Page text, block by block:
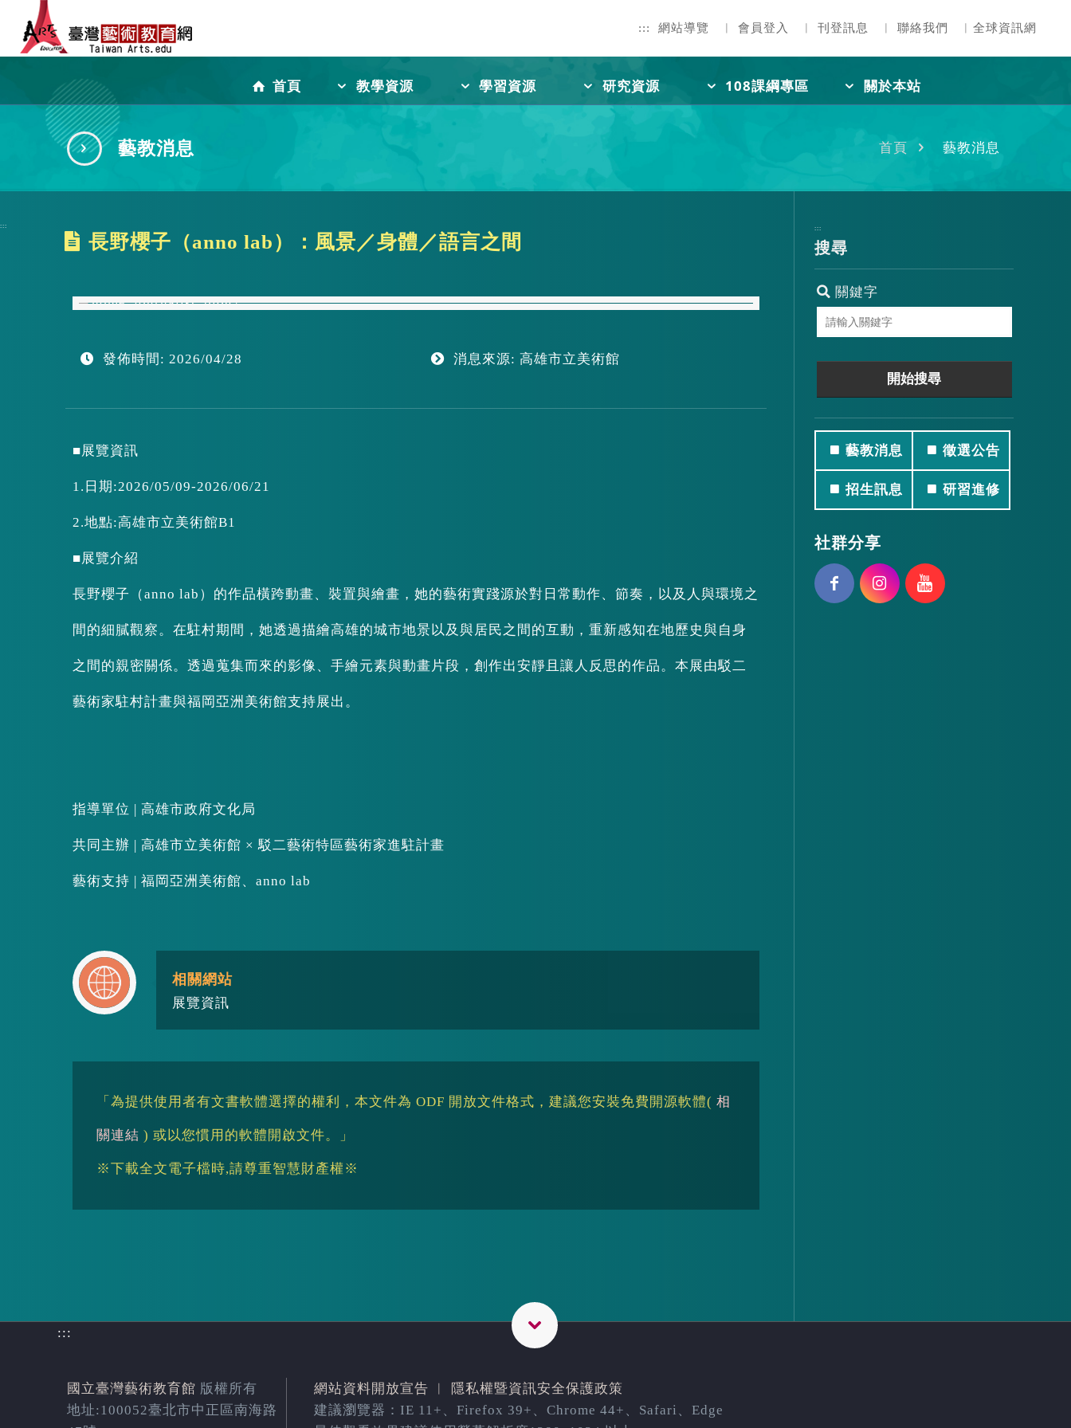
要
內
容
區
::: 網站導覽 會員登入 刊登訊息 聯絡我們 全球資訊網
首頁 教學資源 學習資源 研究資源 108課綱專區 關於本站
藝教消息 首頁 藝教消息
:::
長野櫻子（anno lab）：風景／身體／語言之間
發佈時間: 2026/04/28 消息來源: 高雄市立美術館
■展覽資訊
1.日期:2026/05/09-2026/06/21
2.地點:高雄市立美術館B1
■展覽介紹
長野櫻子（anno lab）的作品橫跨動畫、裝置與繪畫，她的藝術實踐源於對日常動作、節奏，以及人與環境之
間的細膩觀察。在駐村期間，她透過描繪高雄的城市地景以及與居民之間的互動，重新感知在地歷史與自身
之間的親密關係。透過蒐集而來的影像、手繪元素與動畫片段，創作出安靜且讓人反思的作品。本展由駁二
藝術家駐村計畫與福岡亞洲美術館支持展出。
指導單位 | 高雄市政府文化局
共同主辦 | 高雄市立美術館 × 駁二藝術特區藝術家進駐計畫
藝術支持 | 福岡亞洲美術館、anno lab
相關網站
展覽資訊
「為提供使用者有文書軟體選擇的權利，本文件為 ODF 開放文件格式，建議您安裝免費開源軟體( 相
關連結 ) 或以您慣用的軟體開啟文件。」
※下載全文電子檔時,請尊重智慧財產權※
:::
搜尋
關鍵字
藝教消息 徵選公告
招生訊息 研習進修
社群分享
:::
國立臺灣藝術教育館 版權所有
地址:100052臺北市中正區南海路
網站資料開放宣告 ︳
隱私權暨資訊安全保護政策
建議瀏覽器：IE 11+、Firefox 39+、Chrome 44+、Safari、Edge